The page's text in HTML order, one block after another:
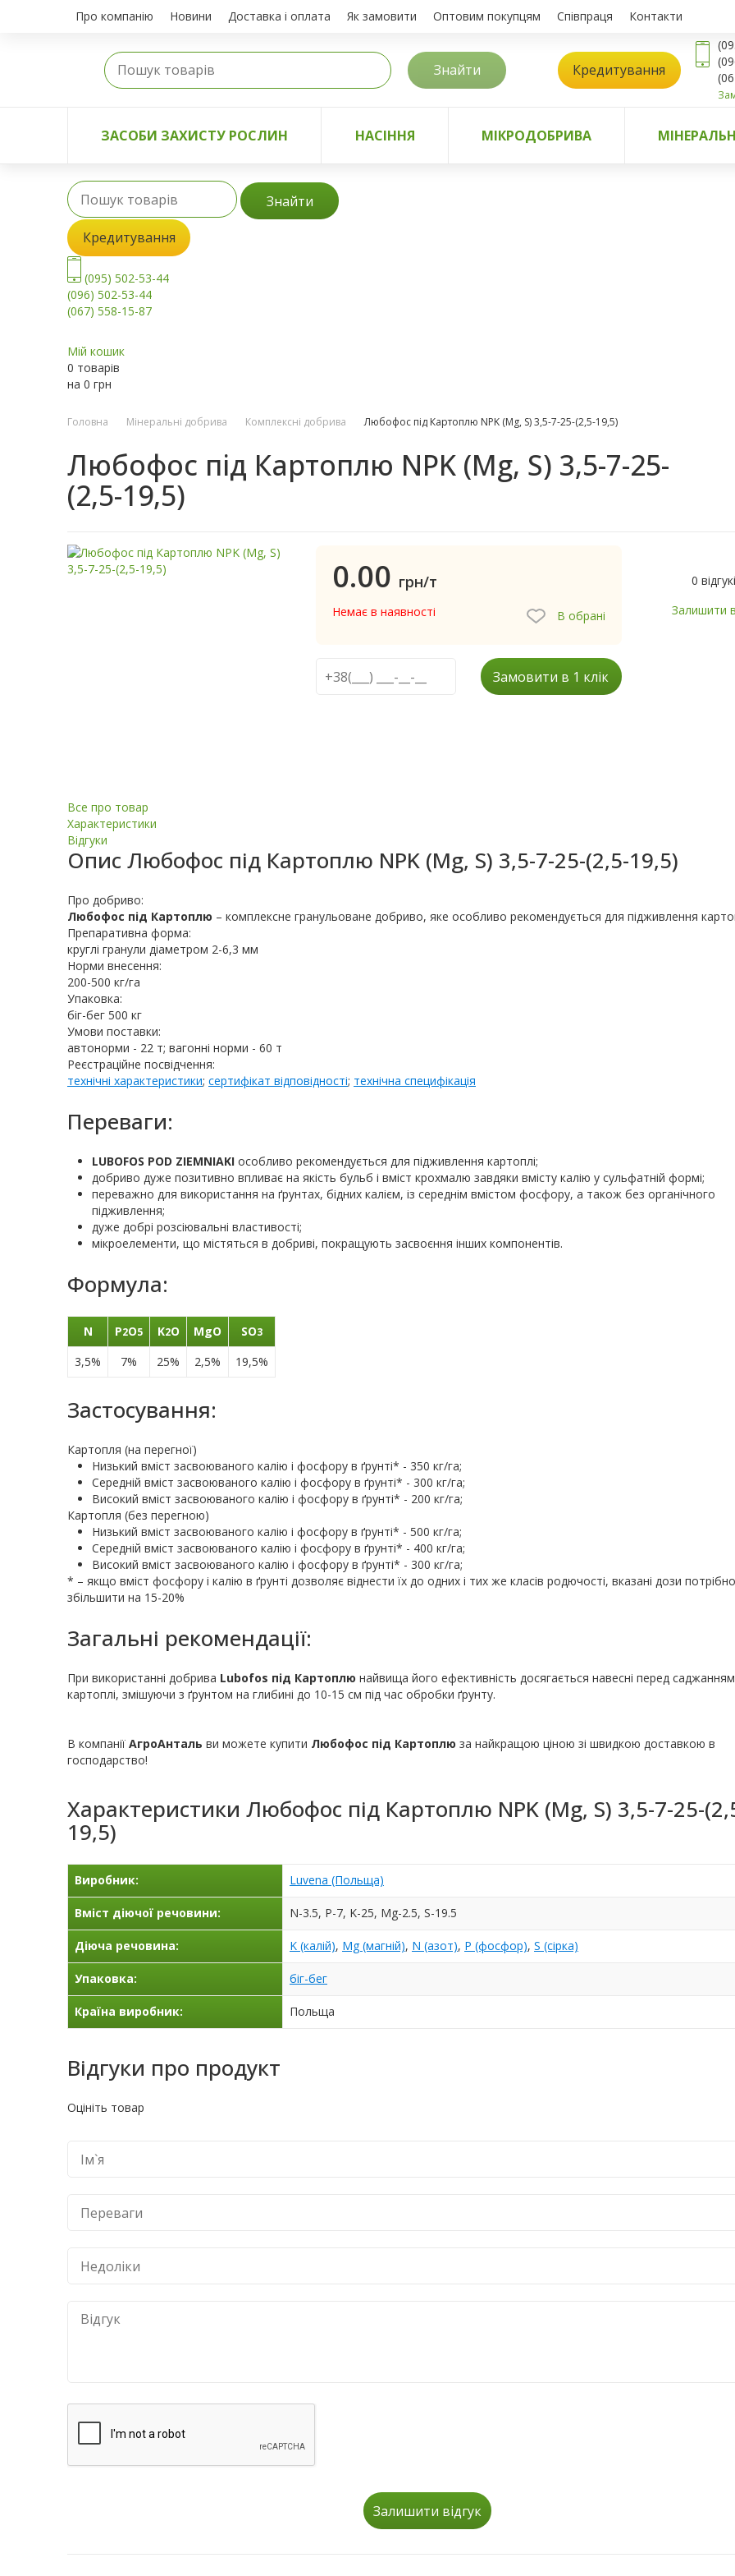
Про компанію Новини Доставка і оплата Як замовити Оптовим покупцям Співпраця Контакти
Знайти Кредитування
ЗАСОБИ ЗАХИСТУ РОСЛИН НАСІННЯ МІКРОДОБРИВА
Знайти
Кредитування
(095) 502-53-44
(096) 502-53-44
(067) 558-15-87
Мій кошик
0 товарів
на 0 грн
Головна Мінеральні добрива Комплексні добрива Любофос під Картоплю NPK (Mg, S) 3,5-7-25-(2,5-19,5)
Любофос під Картоплю NPK (Mg, S) 3,5-7-25-
(2,5-19,5)
0.00 грн/т
Немає в наявності В обрані
0
Залишити
Замовити в 1 клік
Все про товар
Характеристики
Відгуки
Опис Любофос під Картоплю NPK (Mg, S) 3,5-7-25-(2,5-19,5)
Про добриво:
Любофос під Картоплю – комплексне гранульоване добриво, яке особливо рекомендується для підживлення
Препаративна форма:
круглі гранули діаметром 2-6,3 мм
Норми внесення:
200-500 кг/га
Упаковка:
біг-бег 500 кг
Умови поставки:
автонорми - 22 т; вагонні норми - 60 т
Реєстраційне посвідчення:
технічні характеристики; сертифікат відповідності; технічна специфікація
Переваги:
LUBOFOS POD ZIEMNIAKI особливо рекомендується для підживлення картоплі;
добриво дуже позитивно впливає на якість бульб і вміст крохмалю завдяки вмісту калію у сульфатній формі;
переважно для використання на ґрунтах, бідних калієм, із середнім вмістом фосфору, а також без органічного
підживлення;
дуже добрі розсіювальні властивості;
мікроелементи, що містяться в добриві, покращують засвоєння інших компонентів.
Формула:
N P2O5 K2O MgO SO3
3,5% 7% 25% 2,5% 19,5%
Застосування:
Картопля (на перегної)
Низький вміст засвоюваного калію і фосфору в ґрунті* - 350 кг/га;
Середній вміст засвоюваного калію і фосфору в ґрунті* - 300 кг/га;
Високий вміст засвоюваного калію і фосфору в ґрунті* - 200 кг/га;
Картопля (без перегною)
Низький вміст засвоюваного калію і фосфору в ґрунті* - 500 кг/га;
Середній вміст засвоюваного калію і фосфору в ґрунті* - 400 кг/га;
Високий вміст засвоюваного калію і фосфору в ґрунті* - 300 кг/га;
* – якщо вміст фосфору і калію в ґрунті дозволяє віднести їх до одних і тих же класів родючості, вказані дози потрібно
збільшити на 15-20%
Загальні рекомендації:
При використанні добрива Lubofos під Картоплю найвища його ефективність досягається навесні перед саджанням
картоплі, змішуючи з ґрунтом на глибині до 10-15 см під час обробки ґрунту.
В компанії АгроАнталь ви можете купити Любофос під Картоплю за найкращою ціною зі швидкою доставкою в
господарство!
Характеристики Любофос під Картоплю NPK (Mg, S) 3,5-7-25-
19,5)
Виробник: Luvena (Польща)
Вміст діючої речовини: N-3.5, P-7, K-25, Mg-2.5, S-19.5
Діюча речовина: K (калій), Mg (магній), N (азот), P (фосфор), S (сірка)
Упаковка: біг-бег
Країна виробник: Польща
Відгуки про продукт
Оцініть товар
Залишити відгук